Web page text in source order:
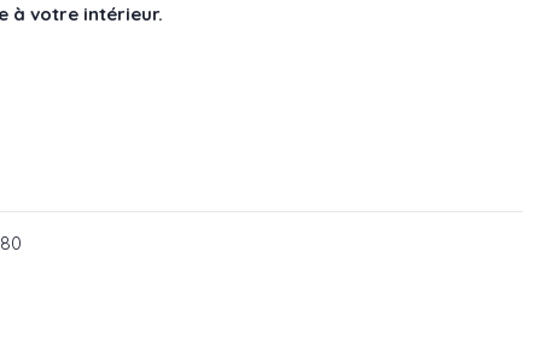
à votre intérieur.
75183580